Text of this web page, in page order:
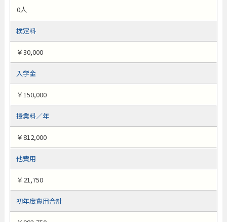
0人
検定料
￥30,000
入学金
￥150,000
授業料／年
￥812,000
他費用
￥21,750
初年度費用合計